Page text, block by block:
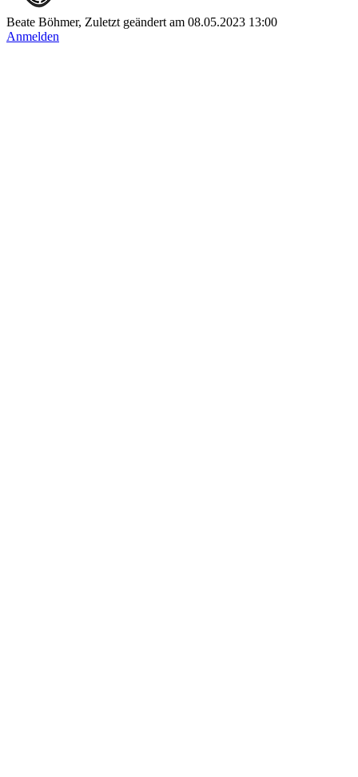
Beate Böhmer, Zuletzt geändert am 08.05.2023 13:00
Anmelden